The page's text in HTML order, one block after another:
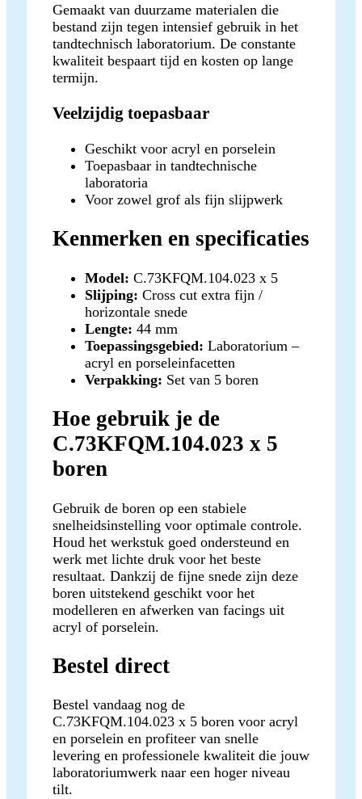
Gemaakt van duurzame materialen die
bestand zijn tegen intensief gebruik in het
tandtechnisch laboratorium. De constante
kwaliteit bespaart tijd en kosten op lange
termijn.
Veelzijdig toepasbaar
Geschikt voor acryl en porselein
Toepasbaar in tandtechnische
laboratoria
Voor zowel grof als fijn slijpwerk
Kenmerken en specificaties
Model: C.73KFQM.104.023 x 5
Slijping: Cross cut extra fijn /
horizontale snede
Lengte: 44 mm
Toepassingsgebied: Laboratorium –
acryl en porseleinfacetten
Verpakking: Set van 5 boren
Hoe gebruik je de
C.73KFQM.104.023 x 5
boren
Gebruik de boren op een stabiele
snelheidsinstelling voor optimale controle.
Houd het werkstuk goed ondersteund en
werk met lichte druk voor het beste
resultaat. Dankzij de fijne snede zijn deze
boren uitstekend geschikt voor het
modelleren en afwerken van facings uit
acryl of porselein.
Bestel direct
Bestel vandaag nog de
C.73KFQM.104.023 x 5 boren voor acryl
en porselein en profiteer van snelle
levering en professionele kwaliteit die jouw
laboratoriumwerk naar een hoger niveau
tilt.